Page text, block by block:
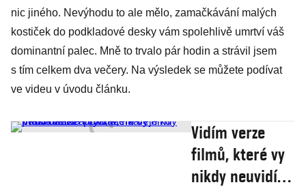
nic jiného. Nevýhodu to ale mělo, zamačkávání malých
kostiček do podkladové desky vám spolehlivě umrtví váš
dominantní palec. Mně to trvalo pár hodin a strávil jsem
s tím celkem dva večery. Na výsledek se můžete podívat
ve videu v úvodu článku.
Vidím verze
filmů, které vy
nikdy neuvidíte.